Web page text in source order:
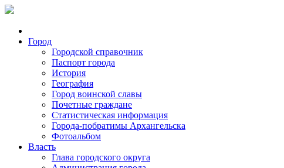
Город
Городской справочник
Паспорт города
История
География
Город воинской славы
Почетные граждане
Статистическая информация
Города-побратимы Архангельска
Фотоальбом
Власть
Глава городского округа